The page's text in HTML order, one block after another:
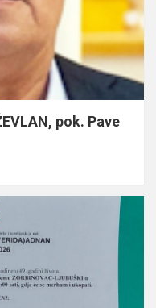
pok. Pave